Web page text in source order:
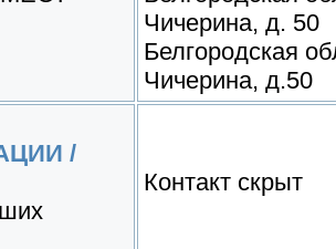
Чичерина, д. 50
Белгородская
Чичерина, д.50
/
Контакт скрыт